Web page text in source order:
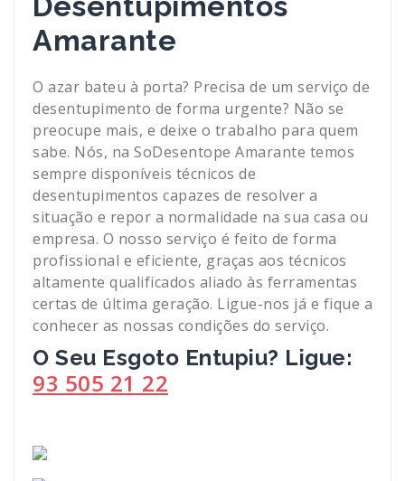
Amarante
O azar bateu à porta? Precisa de um serviço de
desentupimento de forma urgente? Não se
preocupe mais, e deixe o trabalho para quem
sabe. Nós, na SoDesentope Amarante temos
sempre disponíveis técnicos de
desentupimentos capazes de resolver a
situação e repor a normalidade na sua casa ou
empresa. O nosso serviço é feito de forma
profissional e eficiente, graças aos técnicos
altamente qualificados aliado às ferramentas
certas de última geração. Ligue-nos já e fique a
conhecer as nossas condições do serviço.
O Seu Esgoto Entupiu? Ligue:
93 505 21 22